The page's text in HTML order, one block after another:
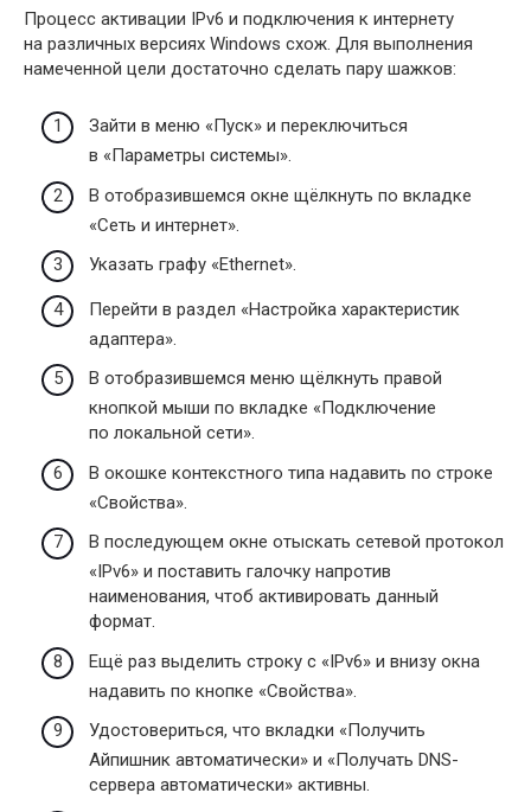
Процесс активации IPv6 и подключения к интернету
на различных версиях Windows схож. Для выполнения
намеченной цели достаточно сделать пару шажков:
Зайти в меню «Пуск» и переключиться
в «Параметры системы».
В отобразившемся окне щёлкнуть по вкладке
«Сеть и интернет».
Указать графу «Ethernet».
Перейти в раздел «Настройка характеристик
адаптера».
В отобразившемся меню щёлкнуть правой
кнопкой мыши по вкладке «Подключение
по локальной сети».
В окошке контекстного типа надавить по строке
«Свойства».
В последующем окне отыскать сетевой протокол
«IPv6» и поставить галочку напротив
наименования, чтоб активировать данный
формат.
Ещё раз выделить строку с «IPv6» и внизу окна
надавить по кнопке «Свойства».
Удостовериться, что вкладки «Получить
Айпишник автоматически» и «Получать DNS-
сервера автоматически» активны.